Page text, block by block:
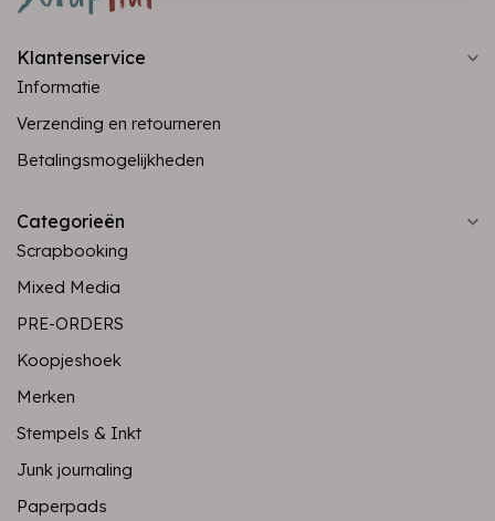
Klantenservice
Informatie
Verzending en retourneren
Betalingsmogelijkheden
Categorieën
Scrapbooking
Mixed Media
PRE-ORDERS
Koopjeshoek
Merken
Stempels & Inkt
Junk journaling
Paperpads